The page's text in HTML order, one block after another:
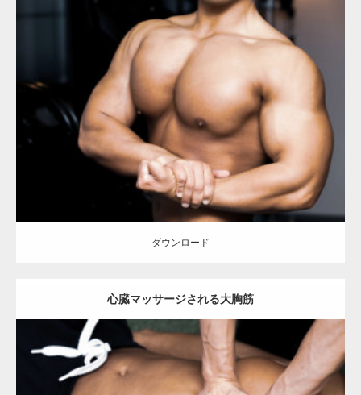
2023.02.11
Category: 筋肉の部位にフォーカス TOSHI(大胸筋)
前
大胸筋 上腕二頭筋 肩 天神 (福岡)
ダウンロード
ダウンロード
心臓マッサージされる大胸筋
2023.02.11